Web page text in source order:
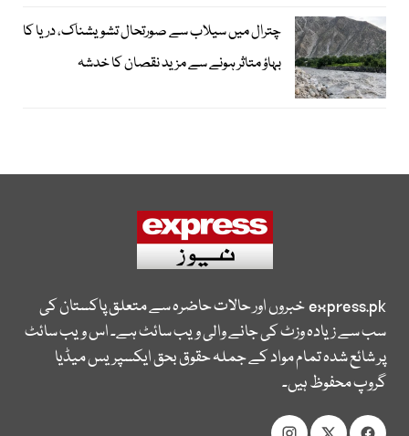
چترال میں سیلاب سے صورتحال تشویشناک، دریا کا
بہاؤ متاثر ہونے سے مزید نقصان کا خدشہ
express.pkخبروں اور حالات حاضرہ سے متعلق پاکستان کی
سب سے زیادہ وزٹ کی جانے والی ویب سائٹ ہے۔ اس ویب سائٹ
پر شائع شدہ تمام مواد کے جملہ حقوق بحق ایکسپریس میڈیا
گروپ محفوظ ہیں۔